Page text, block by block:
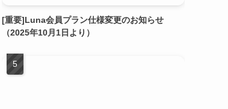
[重要]Luna会員プラン仕様変更のお知らせ
（2025年10月1日より）